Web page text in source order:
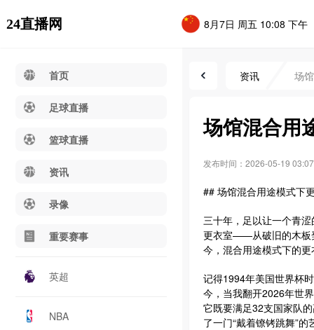
24直播网 8月7日 周五 10:08 下午
首页
足球直播
篮球直播
资讯
录像
重要赛事
英超
NBA
资讯 场
场馆混合用
发布时间：2026-05-19 03:07
## 场馆混合用途模式下
三十年，足以让一个青
更衣室——从破旧的木板
今，混合用途模式下的
记得1994年美国世界杯
今，当我翻开2026年世
它既要满足32支国家队
了一门“戴着镣铐跳舞”的